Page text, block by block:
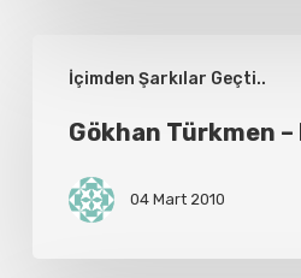
İçimden Şarkılar Geçti..
Türkmen
Gökhan Türkmen –
04 Mart 2010